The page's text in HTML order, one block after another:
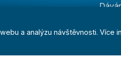
a analýzu návštěvnosti. Více